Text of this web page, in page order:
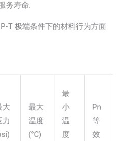
务寿命.
T 极端条件下的材料行为方面
大
力
最大
温度
(°C)
最
小
温
度
Pn
等
效